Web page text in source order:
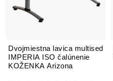
Dvojmiestna lavica multised
IMPERIA ISO čalúnenie
KOŽENKA Arizona